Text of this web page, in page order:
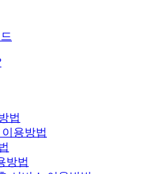
법
용방법
방법